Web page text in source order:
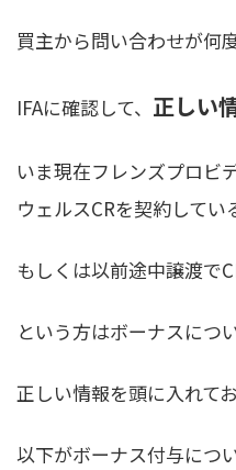
買主から問い合わせが何
IFAに確認して、 正しい
いま現在フレンズプロビ
ウェルスCRを契約してい
もしくは以前途中譲渡で
という方はボーナスについ
正しい情報を頭に入れて
以下がボーナス付与につ